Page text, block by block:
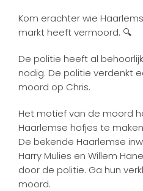
Kom erachter wie
markt heeft vermoord. 🔍
De politie heeft al
nodig. De politie verdenkt
moord op Chris.
Het motief van de moord
Haarlemse hofjes te
De bekende Haarlemse
Harry Mulies en Willem
door de politie. Ga hun
moord.